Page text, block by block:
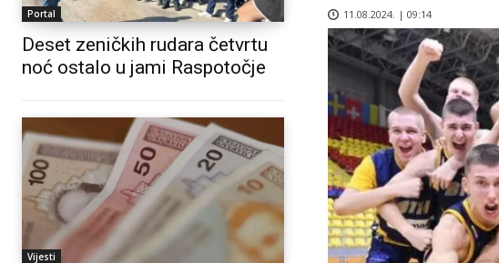
Portal
Deset zeničkih rudara četvrtu
noć ostalo u jami Raspotočje
Vijesti
11.08.2024. | 09:14